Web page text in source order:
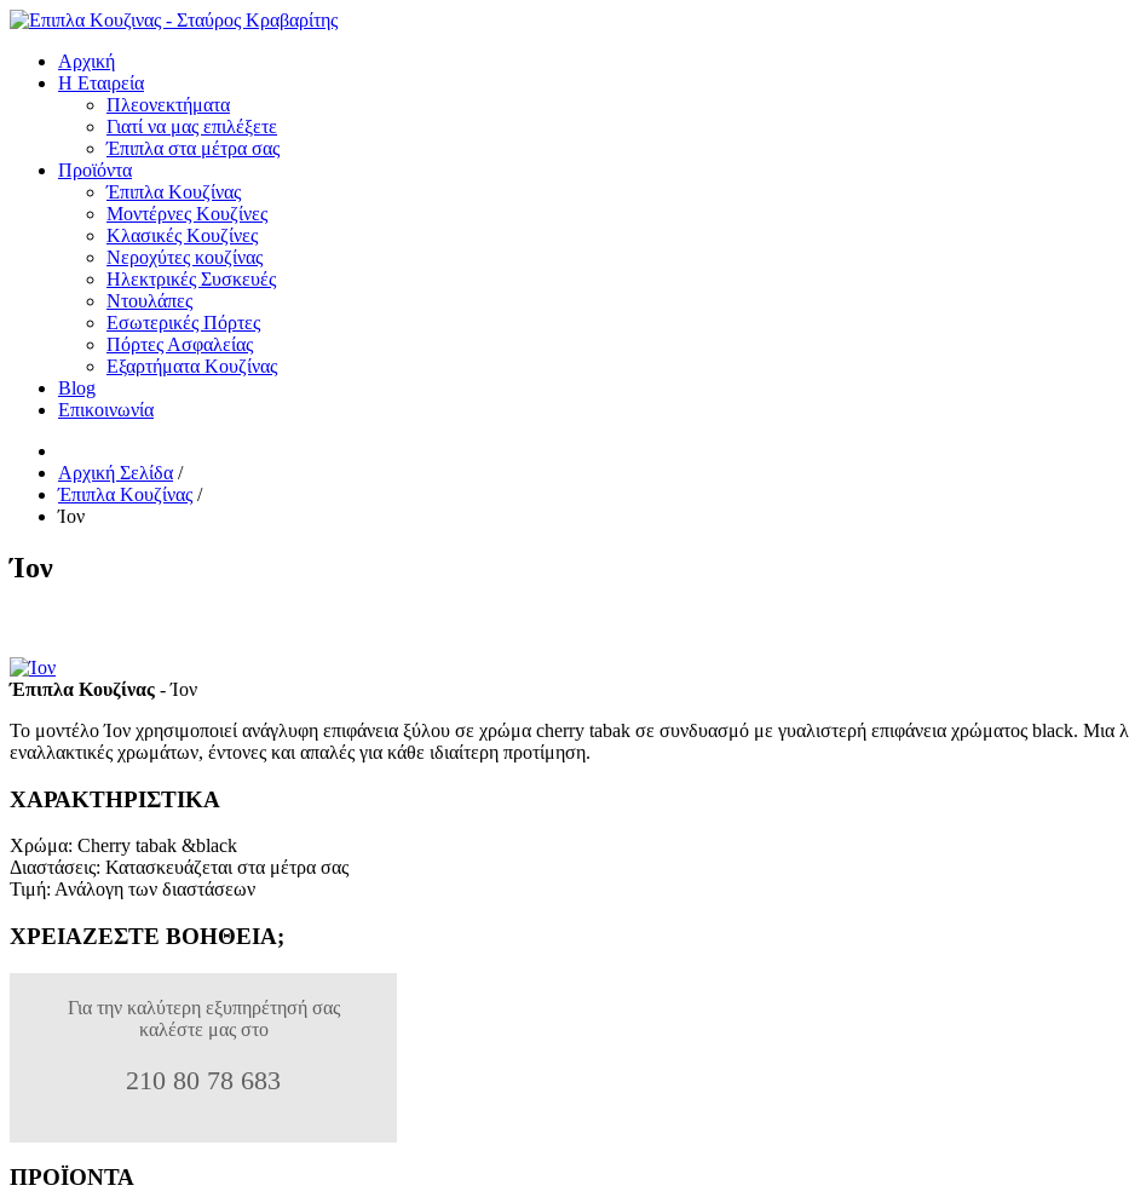
Αρχική
Η Εταιρεία
Πλεονεκτήματα
Γιατί να μας επιλέξετε
Έπιπλα στα μέτρα σας
Προϊόντα
Έπιπλα Κουζίνας
Μοντέρνες Κουζίνες
Κλασικές Κουζίνες
Νεροχύτες κουζίνας
Ηλεκτρικές Συσκευές
Ντουλάπες
Εσωτερικές Πόρτες
Πόρτες Ασφαλείας
Εξαρτήματα Κουζίνας
Blog
Επικοινωνία
Αρχική Σελίδα /
Έπιπλα Κουζίνας /
Ίον
Ίον
Έπιπλα Κουζίνας - Ίον
Το μοντέλο Ίον χρησιμοποιεί ανάγλυφη επιφάνεια ξύλου σε χρώμα cherry tabak σε συνδυασμό με γυαλιστερή επιφάνεια χρώματος black. Μια
εναλλακτικές χρωμάτων, έντονες και απαλές για κάθε ιδιαίτερη προτίμηση.
ΧΑΡΑΚΤΗΡΙΣΤΙΚΑ
Χρώμα: Cherry tabak &black
Διαστάσεις: Κατασκευάζεται στα μέτρα σας
Τιμή: Ανάλογη των διαστάσεων
ΧΡΕΙΑΖΕΣΤΕ ΒΟΗΘΕΙΑ;
Για την καλύτερη εξυπηρέτησή σας
καλέστε μας στο
210 80 78 683
ΠΡΟΪΟΝΤΑ